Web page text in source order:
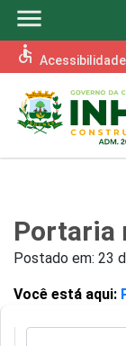
menu
accessible Acessibilidade
Portaria
Postado em: 23
Você está aqui: